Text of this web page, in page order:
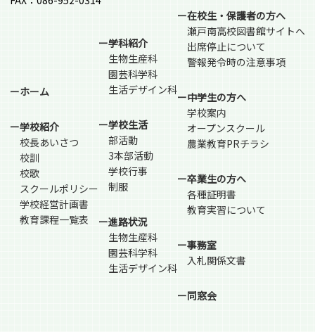
ーホーム
ー学校紹介
校長あいさつ
校訓
校歌
スクールポリシー
学校経営計画書
教育課程一覧表
ー学科紹介
生物生産科
園芸科学科
生活デザイン科
ー学校生活
部活動
3本部活動
学校行事
制服
ー進路状況
生物生産科
園芸科学科
生活デザイン科
ー在校生・保護者の方へ
瀬戸南高校図書館サイトへ
出席停止について
警報発令時の注意事項
ー中学生の方へ
学校案内
オープンスクール
農業教育PRチラシ
ー卒業生の方へ
各種証明書
教育実習について
ー事務室
入札関係文書
ー同窓会